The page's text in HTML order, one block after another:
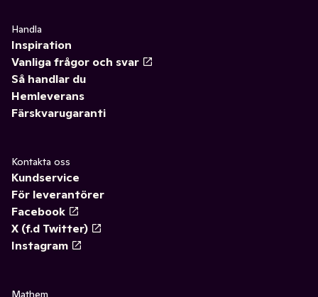
Handla
Inspiration
Vanliga frågor och svar
Så handlar du
Hemleverans
Färskvarugaranti
Kontakta oss
Kundservice
För leverantörer
Facebook
X (f.d Twitter)
Instagram
Mathem